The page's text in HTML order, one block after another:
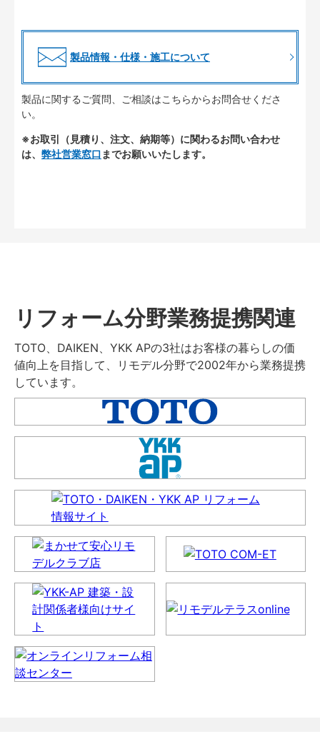
製品情報・仕様・施工について
製品に関するご質問、ご相談はこちらからお問合せくださ
い。
※お取引（見積り、注文、納期等）に関わるお問い合わせ
は、 弊社営業窓口 までお願いいたします。
リフォーム分野業務提携関連
TOTO、DAIKEN、YKK APの3社はお客様の暮らしの価
値向上を目指して、リモデル分野で2002年から業務提携
しています。